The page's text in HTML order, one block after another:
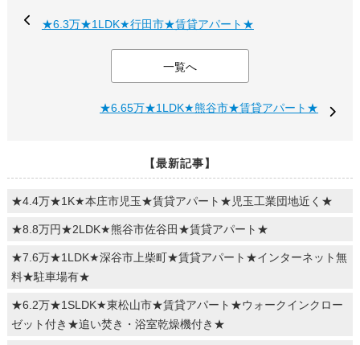
★6.3万★1LDK★行田市★賃貸アパート★
一覧へ
★6.65万★1LDK★熊谷市★賃貸アパート★
【最新記事】
★4.4万★1K★本庄市児玉★賃貸アパート★児玉工業団地近く★
★8.8万円★2LDK★熊谷市佐谷田★賃貸アパート★
★7.6万★1LDK★深谷市上柴町★賃貸アパート★インターネット無
料★駐車場有★
★6.2万★1SLDK★東松山市★賃貸アパート★ウォークインクロー
ゼット付き★追い焚き・浴室乾燥機付き★